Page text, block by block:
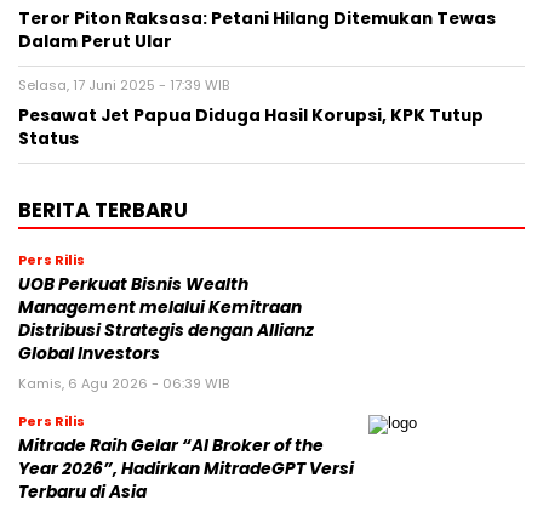
Teror Piton Raksasa: Petani Hilang Ditemukan Tewas
Dalam Perut Ular
Selasa, 17 Juni 2025 - 17:39 WIB
Pesawat Jet Papua Diduga Hasil Korupsi, KPK Tutup
Status
BERITA TERBARU
Pers Rilis
UOB Perkuat Bisnis Wealth
Management melalui Kemitraan
Distribusi Strategis dengan Allianz
Global Investors
Kamis, 6 Agu 2026 - 06:39 WIB
Pers Rilis
Mitrade Raih Gelar “AI Broker of the
Year 2026”, Hadirkan MitradeGPT Versi
Terbaru di Asia